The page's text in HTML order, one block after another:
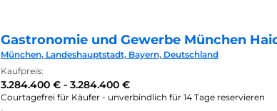
Gastronomie und Gewerbe München
München, Landeshauptstadt, Bayern, Deutschland
Kaufpreis:
3.284.400 € - 3.284.400 €
Courtagefrei für Käufer - unverbindlich für 14 Tage reservieren